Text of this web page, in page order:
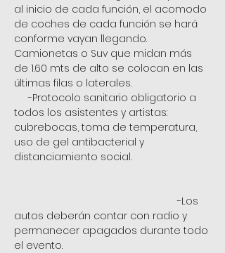
al inicio de cada función, el acomodo
de coches de cada función se hará
conforme vayan llegando.
Camionetas o Suv que midan más
de 1.60 mts de alto se colocan en las
últimas filas o laterales.
-Protocolo sanitario obligatorio a
todos los asistentes y artistas:
cubrebocas, toma de temperatura,
uso de gel antibacterial y
distanciamiento social.
-Los
autos deberán contar con radio y
permanecer apagados durante todo
el evento.